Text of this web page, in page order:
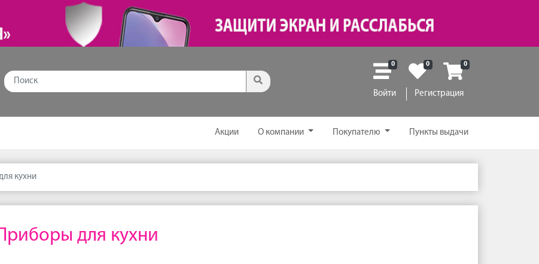
0 0 0
Войти Регистрация
Акции О компании Покупателю Пункты выдачи
кухни
для кухни